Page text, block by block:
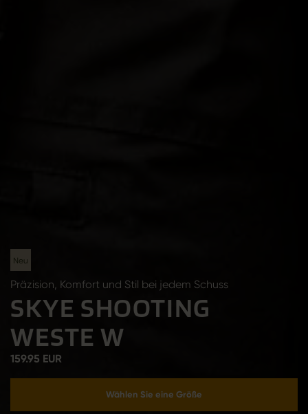
Neu
Präzision, Komfort und Stil bei jedem Schuss
SKYE SHOOTING
WESTE W
159.95 EUR
Wählen Sie eine Größe